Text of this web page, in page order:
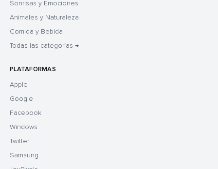
Sonrisas y Emociones
Animales y Naturaleza
Comida y Bebida
Todas las categorías →
PLATAFORMAS
Apple
Google
Facebook
Windows
Twitter
Samsung